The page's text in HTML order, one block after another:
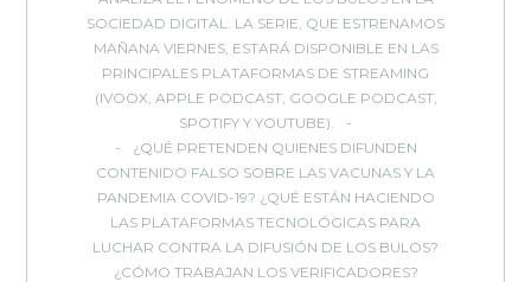
SOCIEDAD DIGITAL. LA SERIE, QUE ESTRENAMOS
MAÑANA VIERNES, ESTARÁ DISPONIBLE EN LAS
PRINCIPALES PLATAFORMAS DE STREAMING
(IVOOX, APPLE PODCAST, GOOGLE PODCAST,
SPOTIFY Y YOUTUBE).
¿QUÉ PRETENDEN QUIENES DIFUNDEN
CONTENIDO FALSO SOBRE LAS VACUNAS Y LA
PANDEMIA COVID-19? ¿QUÉ ESTÁN HACIENDO
LAS PLATAFORMAS TECNOLÓGICAS PARA
LUCHAR CONTRA LA DIFUSIÓN DE LOS BULOS?
¿CÓMO TRABAJAN LOS VERIFICADORES?